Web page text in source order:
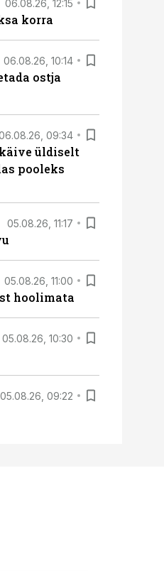
06.08.26, 12:15
korra
06.08.26, 10:14
ostja
09:34
üldiselt
pooleks
05.08.26, 11:17
05.08.26, 11:00
hoolimata
05.08.26, 10:30
05.08.26, 09:22